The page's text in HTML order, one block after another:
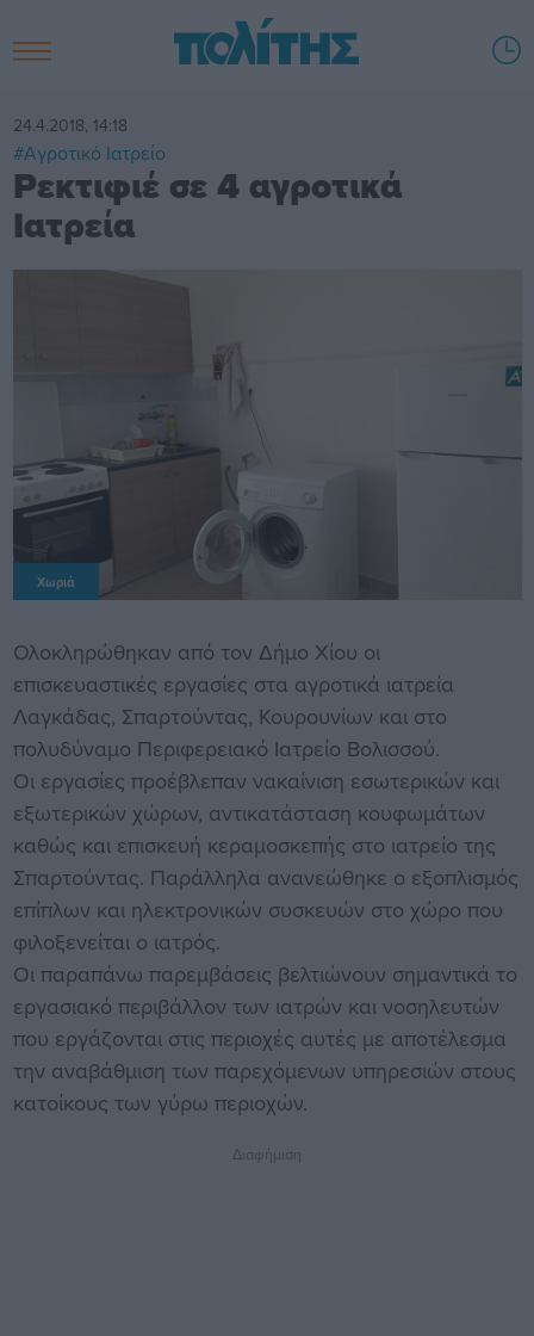
24.4.2018, 14:18
#Αγροτικό Ιατρείο
Ρεκτιφιέ σε 4 αγροτικά
Ιατρεία
Χωριά
Ολοκληρώθηκαν από τον Δήμο Χίου οι
επισκευαστικές εργασίες στα αγροτικά ιατρεία
Λαγκάδας, Σπαρτούντας, Κουρουνίων και στο
πολυδύναμο Περιφερειακό Ιατρείο Βολισσού.
Οι εργασίες προέβλεπαν νακαίνιση εσωτερικών και
εξωτερικών χώρων, αντικατάσταση κουφωμάτων
καθώς και επισκευή κεραμοσκεπής στο ιατρείο της
Σπαρτούντας. Παράλληλα ανανεώθηκε ο εξοπλισμός
επίπλων και ηλεκτρονικών συσκευών στο χώρο που
φιλοξενείται ο ιατρός.
Οι παραπάνω παρεμβάσεις βελτιώνουν σημαντικά το
εργασιακό περιβάλλον των ιατρών και νοσηλευτών
που εργάζονται στις περιοχές αυτές με αποτέλεσμα
την αναβάθμιση των παρεχόμενων υπηρεσιών στους
κατοίκους των γύρω περιοχών.
Διαφήμιση